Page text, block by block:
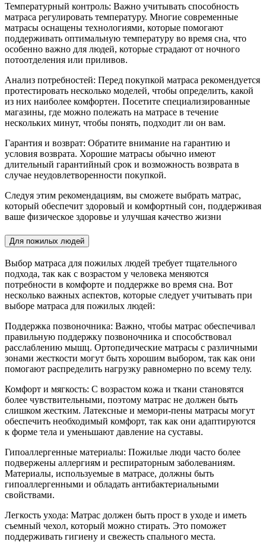
Температурный контроль: Важно учитывать способность
матраса регулировать температуру. Многие современные
матрасы оснащены технологиями, которые помогают
поддерживать оптимальную температуру во время сна, что
особенно важно для людей, которые страдают от ночного
потоотделения или приливов.
Анализ потребностей: Перед покупкой матраса рекомендуется
протестировать несколько моделей, чтобы определить, какой
из них наиболее комфортен. Посетите специализированные
магазины, где можно полежать на матрасе в течение
нескольких минут, чтобы понять, подходит ли он вам.
Гарантия и возврат: Обратите внимание на гарантию и
условия возврата. Хорошие матрасы обычно имеют
длительный гарантийный срок и возможность возврата в
случае неудовлетворенности покупкой.
Следуя этим рекомендациям, вы сможете выбрать матрас,
который обеспечит здоровый и комфортный сон, поддерживая
ваше физическое здоровье и улучшая качество жизни
Для пожилых людей
Выбор матраса для пожилых людей требует тщательного
подхода, так как с возрастом у человека меняются
потребности в комфорте и поддержке во время сна. Вот
несколько важных аспектов, которые следует учитывать при
выборе матраса для пожилых людей:
Поддержка позвоночника: Важно, чтобы матрас обеспечивал
правильную поддержку позвоночника и способствовал
расслаблению мышц. Ортопедические матрасы с различными
зонами жесткости могут быть хорошим выбором, так как они
помогают распределить нагрузку равномерно по всему телу.
Комфорт и мягкость: С возрастом кожа и ткани становятся
более чувствительными, поэтому матрас не должен быть
слишком жестким. Латексные и мемори-пены матрасы могут
обеспечить необходимый комфорт, так как они адаптируются
к форме тела и уменьшают давление на суставы.
Гипоаллергенные материалы: Пожилые люди часто более
подвержены аллергиям и респираторным заболеваниям.
Материалы, используемые в матрасе, должны быть
гипоаллергенными и обладать антибактериальными
свойствами.
Легкость ухода: Матрас должен быть прост в уходе и иметь
съемный чехол, который можно стирать. Это поможет
поддерживать гигиену и свежесть спального места.